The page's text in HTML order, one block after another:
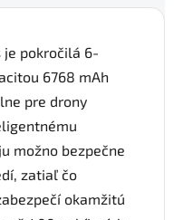
je pokročilá 6-
6768 mAh
pre drony
možno bezpečne
zatiaľ čo
okamžitú